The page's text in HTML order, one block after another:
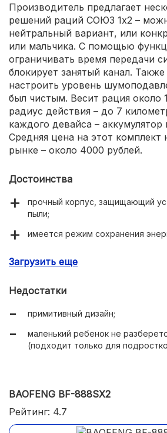
Производитель предлагает
решений раций СОЮЗ 1х2 –
нейтральный вариант, или
или мальчика. С помощью
ограничивать время передачи
блокирует занятый канал.
настроить уровень
был чистым. Весит рация около
радиус действия – до 7
каждого девайса – аккумулятор
Средняя цена на этот комплект
рынке – около 4000 рублей.
Достоинства
прочный корпус, защищающий
пыли;
имеется режим сохранения
Загрузить еще
Недостатки
примитивный дизайн;
маленький ребенок не
(подходит только для
BAOFENG BF-888SX2
Рейтинг: 4.7